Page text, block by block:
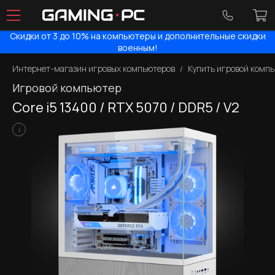
Скидки от 3 до 10% на компьютеры и дополнительные скидки
военным!
Интернет-магазин игровых компьютеров
Купить игровой
Игровой компьютер
Core i5 13400 / RTX 5070 / DDR5 / V2
i